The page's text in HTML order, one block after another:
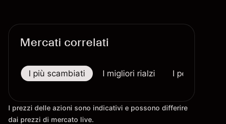
Mercati correlati
I più scambiati I migliori rialzi I peggiori
I prezzi delle azioni sono indicativi e possono differire
dai prezzi di mercato live.